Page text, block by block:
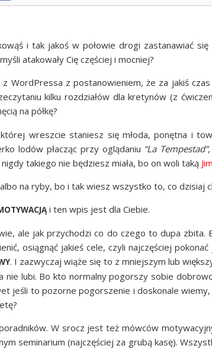
i tak jakoś w poło­wie dro­gi zasta­na­wiać się
ata­ko­wa­ły Cię czę­ściej i mocniej?
z Word­Pres­sa z posta­no­wie­niem, że za jakiś
kil­ku roz­dzia­łów dla kre­ty­nów (z
na półkę?
wresz­cie sta­niesz się mło­da, ponęt­na i
lodów pła­cząc przy oglą­da­niu “La Tem­pe­stad”
takie­go nie będziesz mia­ła, bo on woli taką
na ryby, bo i tak wiesz wszyst­ko to, co dzi­siaj
i ten wpis jest dla Ciebie.
ale jak przy­cho­dzi co do cze­go to dupa zbi­ta.
osią­gnąć jakieś cele, czy­li naj­czę­ściej
. I zazwy­czaj wią­że się to z mniej­szym lub
lubi. Bo kto nor­mal­ny pogor­szy sobie
jeśli to pozor­ne pogor­sze­nie i dosko­na­le
W srocz jest też mów­ców
semi­na­rium (naj­czę­ściej za gru­bą kasę).